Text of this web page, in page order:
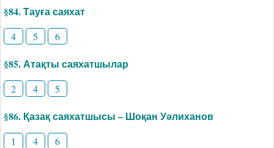
§84. Тауға саяхат
4 5 6
§85. Атақты саяхатшылар
2 4 5
§86. Қазақ саяхатшысы – Шоқан Уәлиханов
1 4 6